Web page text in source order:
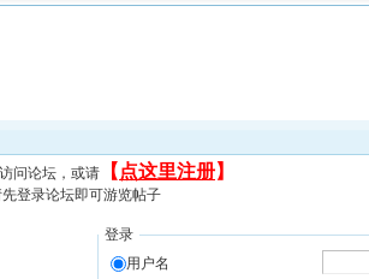
问论坛，或请 【 点这里注册】
登录论坛即可游览帖子
登录
用户名